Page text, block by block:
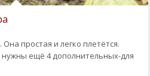
простая и легко плетётся.
ещё 4 дополнительных-для